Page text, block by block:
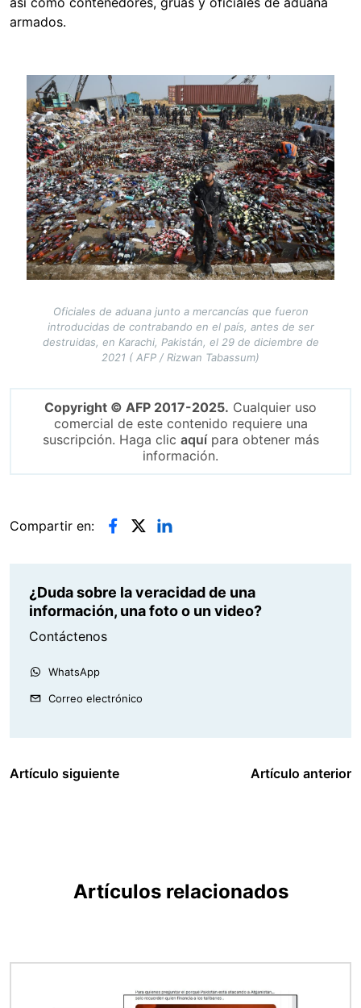
armados.
Image
Oficiales de aduana junto a mercancías que fueron
introducidas de contrabando en el país, antes de ser
destruidas, en Karachi, Pakistán, el 29 de diciembre de
2021 ( AFP / Rizwan Tabassum)
Copyright © AFP 2017-2025. Cualquier uso
comercial de este contenido requiere una
suscripción. Haga clic aquípara obtener más
información.
Compartir en:
¿Duda sobre la veracidad de una
información, una foto o un video?
Contáctenos
WhatsApp
Correo electrónico
Artículo siguiente Artículo anterior
Artículos relacionados